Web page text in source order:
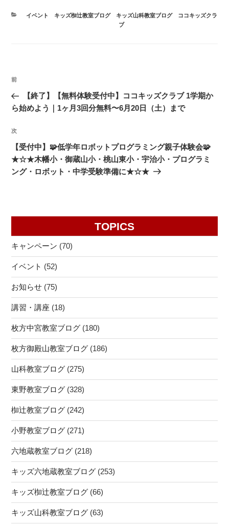
カ
イベント キッズ椥辻教室ブログ、 キッズ山科教室ブログ、
ココキッズクラ
ブ
投
ナ
ゲ
ー
シ
ョ
前
の
投
前
【終了】【無料体験受付中】ココキッズクラブ 1学期か
ら始めよう｜1ヶ月3回分無料〜6月20日（土）まで
次
の
投
稿
次
【受付中】🧩低学年ロボットプログラミング親子体験会🧩
★☆★木幡小・御蔵山小・桃山東小・宇治小・プログラミ
ング・ロボット・中学受験準備に★☆★
TOPICS
キャンペーン (70)
イベント (52)
お知らせ (75)
講習・講座 (18)
枚方中宮教室ブログ (180)
枚方御殿山教室ブログ (186)
山科教室ブログ (275)
東野教室ブログ (328)
椥辻教室ブログ (242)
小野教室ブログ (271)
六地蔵教室ブログ (218)
キッズ六地蔵教室ブログ (253)
キッズ椥辻教室ブログ (66)
キッズ山科教室ブログ (63)